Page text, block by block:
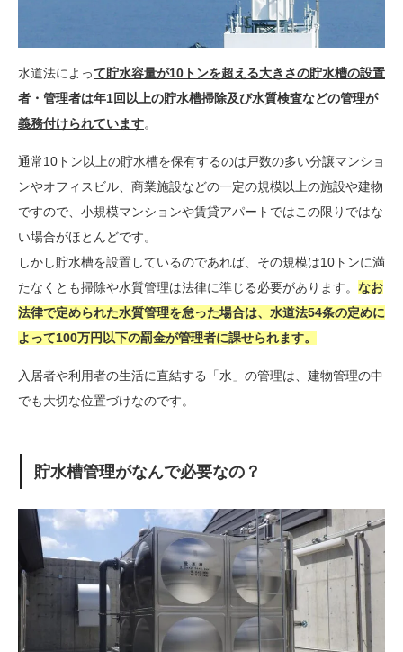
水道法によって貯水容量が10トンを超える大きさの貯水槽の設置
者・管理者は年1回以上の貯水槽掃除及び水質検査などの管理が
義務付けられています。
通常10トン以上の貯水槽を保有するのは戸数の多い分譲マンショ
ンやオフィスビル、商業施設などの一定の規模以上の施設や建物
ですので、小規模マンションや賃貸アパートではこの限りではな
い場合がほとんどです。
しかし貯水槽を設置しているのであれば、その規模は10トンに満
たなくとも掃除や水質管理は法律に準じる必要があります。 なお
法律で定められた水質管理を怠った場合は、水道法54条の定めに
よって100万円以下の罰金が管理者に課せられます。
入居者や利用者の生活に直結する「水」の管理は、建物管理の中
でも大切な位置づけなのです。
貯水槽管理がなんで必要なの？